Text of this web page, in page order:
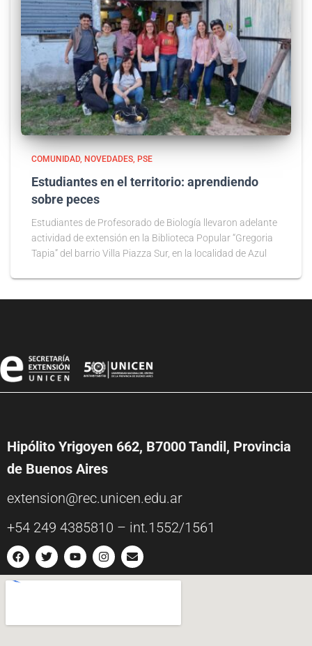
COMUNIDAD NOVEDADES PSE
Estudiantes en el territorio: aprendiendo
sobre peces
Estudiantes de Profesorado de Biología llevaron adelante
actividad de extensión en la Biblioteca Popular “Gregoria
Tapia” del barrio Villa Piazza Sur, en la localidad de Azul
Hipólito Yrigoyen 662, B7000 Tandil, Provincia
de Buenos Aires
extension@rec.unicen.edu.ar
+54 249 4385810 – int.1552/1561